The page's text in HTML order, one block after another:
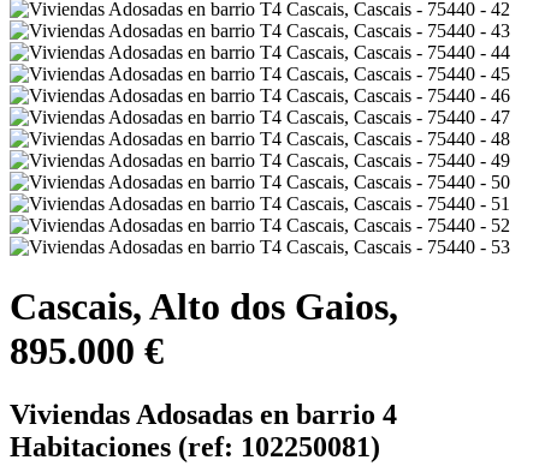
Cascais, Alto dos Gaios,
895.000 €
Viviendas Adosadas en barrio 4
Habitaciones (ref: 102250081)